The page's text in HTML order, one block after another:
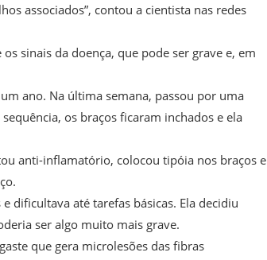
associados”, contou a cientista nas redes
sinais da doença, que pode ser grave e, em
ano. Na última semana, passou por uma
os braços ficaram inchados e ela
anti-inflamatório, colocou tipóia nos braços e
dificultava até tarefas básicas. Ela decidiu
ser algo muito mais grave.
que gera microlesões das fibras